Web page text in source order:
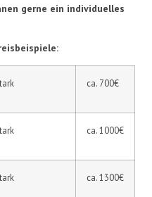
gerne ein individuelles
ca. 700€
ca. 1000€
ca. 1300€